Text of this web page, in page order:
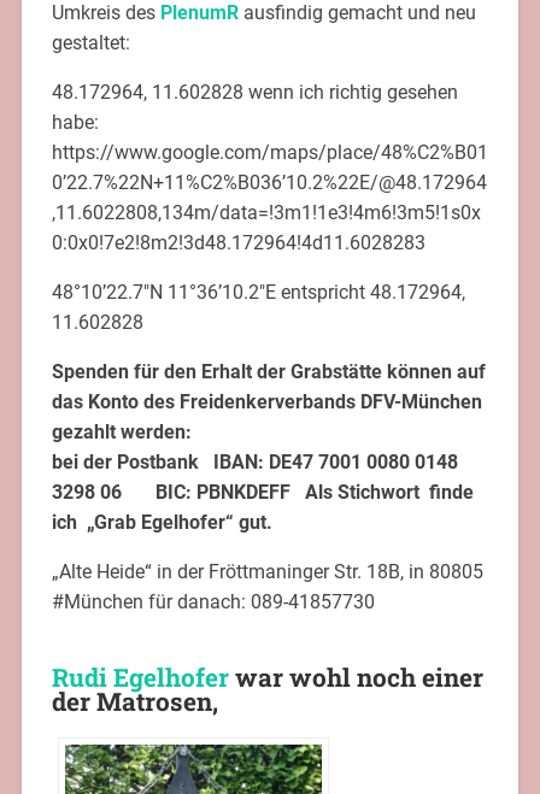
Umkreis des PlenumRausfindig gemacht und neu
gestaltet:
48.172964, 11.602828 wenn ich richtig gesehen
habe:
https://www.google.com/maps/place/48%C2%B01
0’22.7%22N+11%C2%B036’10.2%22E/@48.172964
,11.6022808,134m/data=!3m1!1e3!4m6!3m5!1s0x
0:0x0!7e2!8m2!3d48.172964!4d11.6028283
48°10’22.7″N 11°36’10.2″E entspricht 48.172964,
11.602828
Spenden für den Erhalt der Grabstätte können auf
das Konto des Freidenkerverbands DFV-München
gezahlt werden:
bei der Postbank IBAN: DE47 7001 0080 0148
3298 06 BIC: PBNKDEFF Als Stichwort finde
ich „Grab Egelhofer“ gut.
„Alte Heide“ in der Fröttmaninger Str. 18B, in 80805
#München für danach: 089-41857730
Rudi Egelhoferwar wohl noch einer
der Matrosen,